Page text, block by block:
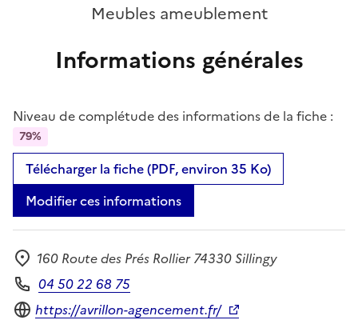
Meubles ameublement
Informations générales
Niveau de complétude des informations de la fiche :
79%
Télécharger la fiche (PDF, environ 35 Ko)
Modifier ces informations
Adresse
160 Route des Prés Rollier 74330 Sillingy
Téléphone
04 50 22 68 75
Site internet
https://avrillon-agencement.fr/